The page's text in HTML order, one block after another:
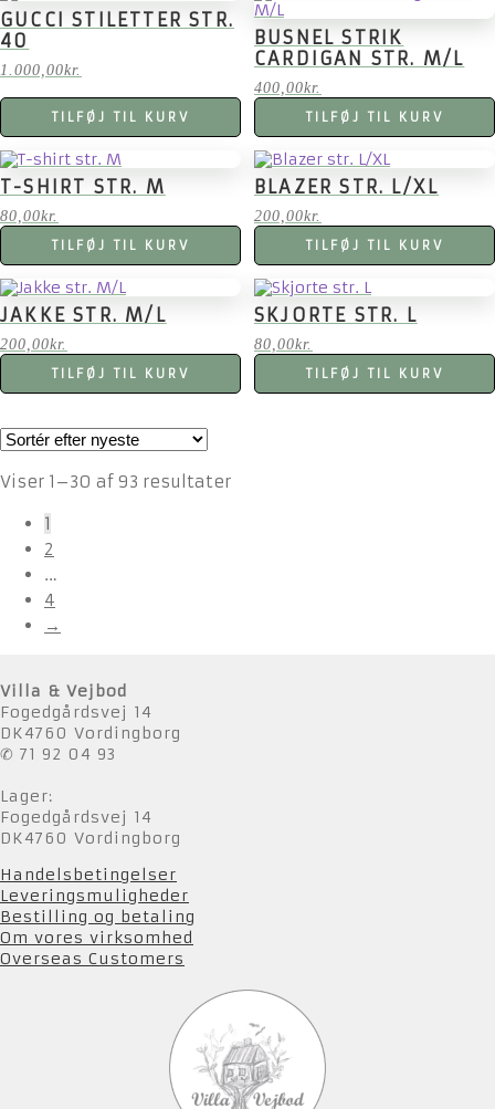
GUCCI STILETTER STR.
40
1.000,00kr.
TILFØJ TIL KURV
BUSNEL STRIK
CARDIGAN STR. M/L
400,00kr.
TILFØJ TIL KURV
T-SHIRT STR. M
80,00kr.
TILFØJ TIL KURV
BLAZER STR. L/XL
200,00kr.
TILFØJ TIL KURV
JAKKE STR. M/L
200,00kr.
TILFØJ TIL KURV
SKJORTE STR. L
80,00kr.
TILFØJ TIL KURV
Viser 1–30 af 93 resultaterSorteret
1
2
…
4
→
Villa & Vejbod
Fogedgårdsvej 14
DK4760 Vordingborg
✆ 71 92 04 93
Lager:
Fogedgårdsvej 14
DK4760 Vordingborg
Handelsbetingelser
Leveringsmuligheder
Bestilling og betaling
Om vores virksomhed
Overseas Customers